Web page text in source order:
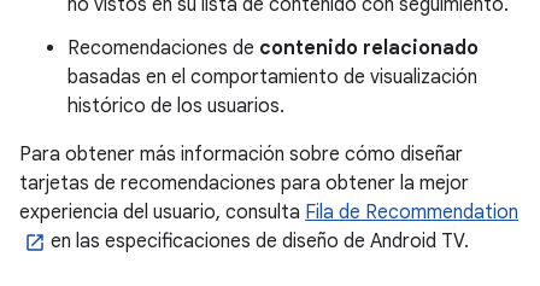
no vistos en su lista de contenido con seguimiento.
Recomendaciones de contenido relacionado
basadas en el comportamiento de visualización
histórico de los usuarios.
Para obtener más información sobre cómo diseñar
tarjetas de recomendaciones para obtener la mejor
experiencia del usuario, consulta Fila de Recommendation
en las especificaciones de diseño de Android TV.